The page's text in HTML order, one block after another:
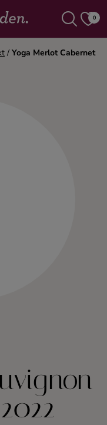
0
/ Yoga Merlot Cabernet